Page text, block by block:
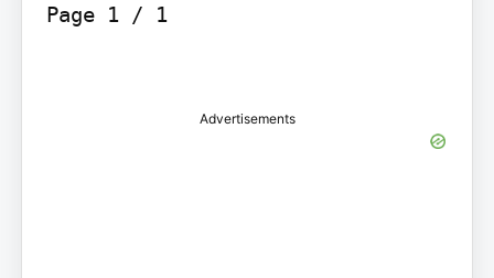
Page 1 / 1
Advertisements